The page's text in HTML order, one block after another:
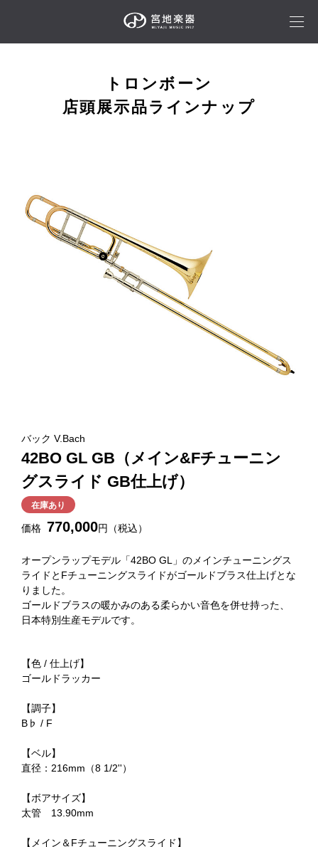
トロンボーン
店頭展示品ラインナップ
バック V.Bach
42BO GL GB（メイン&Fチューニン
グスライド GB仕上げ）
在庫あり
価格 770,000円（税込）
オープンラップモデル「42BO GL」のメインチューニングス
ライドとFチューニングスライドがゴールドブラス仕上げとな
りました。
ゴールドブラスの暖かみのある柔らかい音色を併せ持った、
日本特別生産モデルです。
【色 / 仕上げ】
ゴールドラッカー
【調子】
B♭ / F
【ベル】
直径：216mm（8 1/2''）
【ボアサイズ】
太管 13.90mm
【メイン＆Fチューニングスライド】